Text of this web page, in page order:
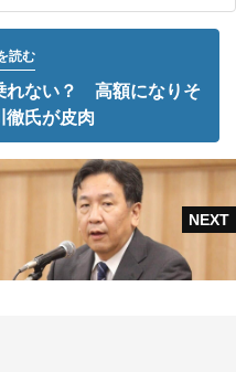
読む
れない？ 高額になりそ
徹氏が皮肉